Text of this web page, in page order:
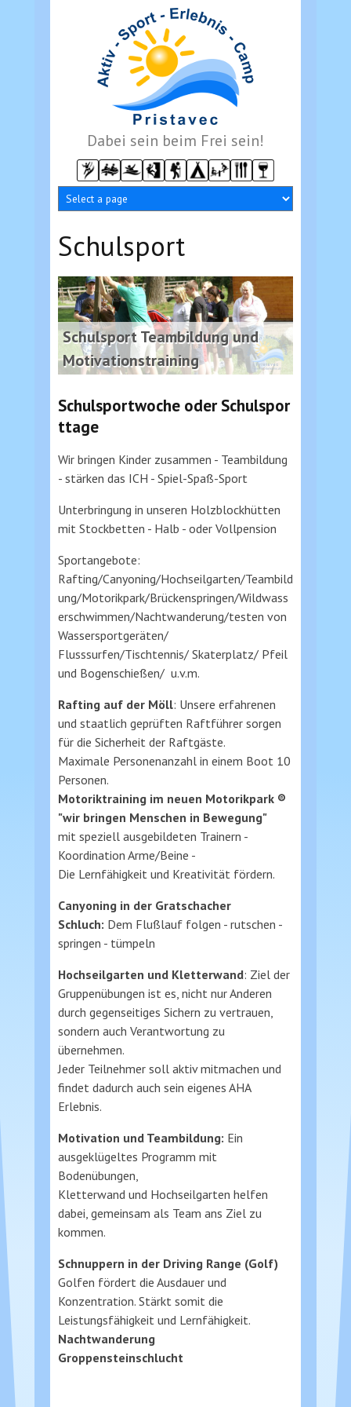
Dabei sein beim Frei sein!
Schulsport
Schulsport Teambildung und
Motivationstraining
Schulsportwoche oder Schulspor
ttage
Wir bringen Kinder zusammen - Teambildung
- stärken das ICH - Spiel-Spaß-Sport
Unterbringung in unseren Holzblockhütten
mit Stockbetten - Halb - oder Vollpension
Sportangebote:
Rafting/Canyoning/Hochseilgarten/Teambild
ung/Motorikpark/Brückenspringen/Wildwass
erschwimmen/Nachtwanderung/testen von
Wassersportgeräten/
Flusssurfen/Tischtennis/ Skaterplatz/ Pfeil
und Bogenschießen/ u.v.m.
Rafting auf der Möll: Unsere erfahrenen
und staatlich geprüften Raftführer sorgen
für die Sicherheit der Raftgäste.
Maximale Personenanzahl in einem Boot 10
Personen.
Motoriktraining im neuen Motorikpark ®
"wir bringen Menschen in Bewegung"
mit speziell ausgebildeten Trainern -
Koordination Arme/Beine -
Die Lernfähigkeit und Kreativität fördern.
Canyoning in der Gratschacher
Schluch: Dem Flußlauf folgen - rutschen -
springen - tümpeln
Hochseilgarten und Kletterwand: Ziel der
Gruppenübungen ist es, nicht nur Anderen
durch gegenseitiges Sichern zu vertrauen,
sondern auch Verantwortung zu
übernehmen.
Jeder Teilnehmer soll aktiv mitmachen und
findet dadurch auch sein eigenes AHA
Erlebnis.
Motivation und Teambildung: Ein
ausgeklügeltes Programm mit
Bodenübungen,
Kletterwand und Hochseilgarten helfen
dabei, gemeinsam als Team ans Ziel zu
kommen.
Schnuppern in der Driving Range (Golf)
Golfen fördert die Ausdauer und
Konzentration. Stärkt somit die
Leistungsfähigkeit und Lernfähigkeit.
Nachtwanderung
Groppensteinschlucht